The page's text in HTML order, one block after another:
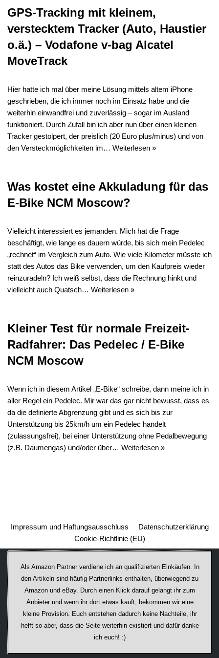
GPS-Tracking mit kleinem,
verstecktem Tracker (Auto, Haustier
o.ä.) – Vodafone v-bag Alcatel
MoveTrack
Hier hatte ich mal über meine Lösung mittels altem iPhone
geschrieben, die ich immer noch im Einsatz habe und die
weiterhin einwandfrei und zuverlässig – sogar im Ausland
funktioniert. Durch Zufall bin ich aber nun über einen kleinen
Tracker gestolpert, der preislich (20 Euro plus/minus) und von
den Versteckmöglichkeiten im… Weiterlesen »
Was kostet eine Akkuladung für das
E-Bike NCM Moscow?
Vielleicht interessiert es jemanden. Mich hat die Frage
beschäftigt, wie lange es dauern würde, bis sich mein Pedelec
„rechnet“ im Vergleich zum Auto. Wie viele Kilometer müsste ich
statt des Autos das Bike verwenden, um den Kaufpreis wieder
reinzuradeln? Ich weiß selbst, dass die Rechnung hinkt und
vielleicht auch Quatsch… Weiterlesen »
Kleiner Test für normale Freizeit-
Radfahrer: Das Pedelec / E-Bike
NCM Moscow
Wenn ich in diesem Artikel „E-Bike“ schreibe, dann meine ich in
aller Regel ein Pedelec. Mir war das gar nicht bewusst, dass es
da die definierte Abgrenzung gibt und es sich bis zur
Unterstützung bis 25km/h um ein Pedelec handelt
(zulassungsfrei), bei einer Unterstützung ohne Pedalbewegung
(z.B. Daumengas) und/oder über… Weiterlesen »
Impressum und Haftungsausschluss
Datenschutzerklärung
Cookie-Richtlinie (EU)
Als Amazon Partner verdiene ich an qualifizierten Einkäufen. In
den Artikeln sind häufig Partnerlinks enthalten, überwiegend zu
Amazon und eBay. Durch einen Klick darauf ge­lan­gt ihr zum
Anbieter und wenn ihr dort etwas kauft, bekommen wir ei­ne
kleine Provision. Euch entstehen dadurch keine Nachteile, ihr
helft so aber, dass die Seite weiterhin existiert und dafür danke
ich euch! :)